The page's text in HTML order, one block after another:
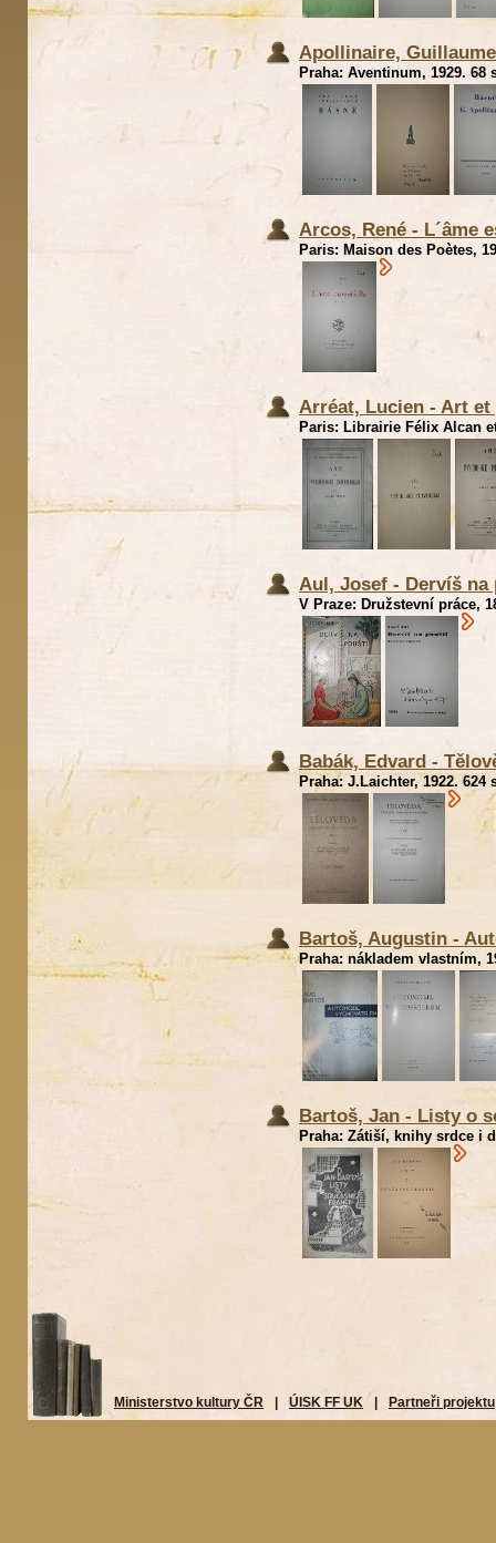
Apollinaire,
Praha: Aventinum, 1929. 68
Arcos, René - L´âme
Paris: Maison des Poètes,
Arréat, Lucien - Art
Paris: Librairie Félix Alcan
Aul, Josef - Dervíš na
V Praze: Družstevní práce,
Babák, Edvard -
Praha: J.Laichter, 1922. 624
Bartoš, Augustin -
Praha: nákladem vlastním,
Bartoš, Jan - Listy o
Praha: Zátiší, knihy srdce i
Ministerstvo kultury ČR ÚISK FF UK Partneři projektu